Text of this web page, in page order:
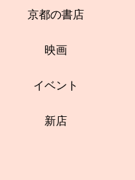
京都の書店
映画
イベント
新店